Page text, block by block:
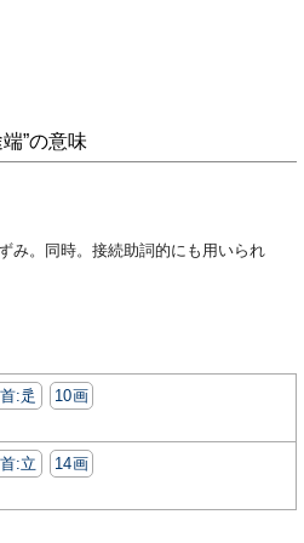
端”の意味
み。同時。接続助詞的にも用いられ
:⾡ 10画
:⽴ 14画